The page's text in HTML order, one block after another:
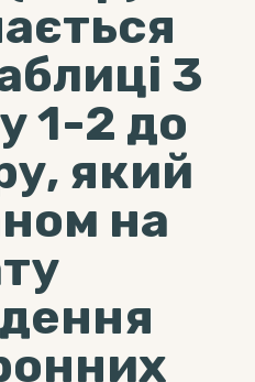
3
1-2 до
який
на